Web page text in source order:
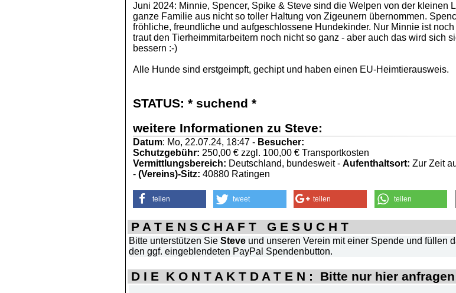
Juni 2024: Minnie, Spencer, Spike & Steve sind die Welpen von der kleinen
ganze Familie aus nicht so toller Haltung von Zigeunern übernommen.
fröhliche, freundliche und aufgeschlossene Hundekinder. Nur Minnie ist
traut den Tierheimmitarbeitern noch nicht so ganz - aber auch das wird sich
bessern :-)
Alle Hunde sind erstgeimpft, gechipt und haben einen EU-Heimtierausweis.
STATUS: * suchend *
weitere Informationen zu Steve:
Datum: Mo, 22.07.24, 18:47 - Besucher:
Schutzgebühr: 250,00 € zzgl. 100,00 € Transportkosten
Vermittlungsbereich: Deutschland, bundesweit - Aufenthaltsort: Zur Zeit
- (Vereins)-Sitz: 40880 Ratingen
teilen tweet teilen teilen
P A T E N S C H A F T G E S U C H T
Bitte unterstützen Sie Steve und unseren Verein mit einer Spende und füllen
den ggf. eingeblendeten PayPal Spendenbutton.
D I E K O N T A K T D A T E N : Bitte nur hier